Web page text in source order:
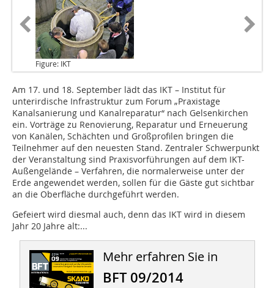
Figure: IKT
Am 17. und 18. September lädt das IKT – Institut für
unterirdische Infrastruktur zum Forum „Praxistage
Kanalsanierung und Kanalreparatur“ nach Gelsenkirchen
ein. Vorträge zu Renovierung, Reparatur und Erneuerung
von Kanälen, Schächten und Großprofilen bringen die
Teilnehmer auf den neuesten Stand. Zentraler Schwerpunkt
der Veranstaltung sind Praxis­vorführungen auf dem IKT-
Außengelände – Verfahren, die normalerweise unter der
Erde angewendet werden, sollen für die Gäste gut sichtbar
an die Oberfläche durchgeführt werden.
Gefeiert wird diesmal auch, denn das IKT wird in diesem
Jahr 20 Jahre alt:...
Mehr erfahren Sie in
BFT 09/2014